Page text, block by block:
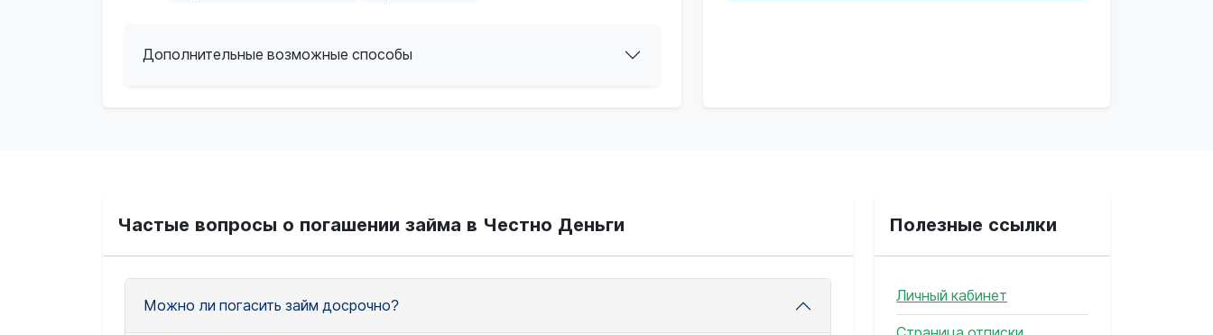
Дополнительные возможные способы
Частые вопросы о погашении займа в Честно Деньги
Можно ли погасить займ досрочно?
Полезные ссылки
Личный кабинет